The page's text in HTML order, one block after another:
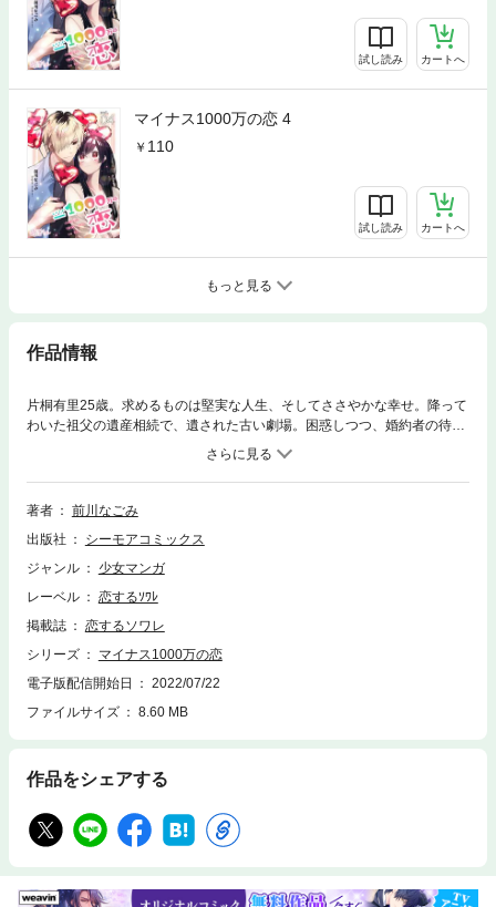
試し読み カートへ
マイナス1000万の恋 4
110
試し読み カートへ
もっと見る
作品情報
片桐有里25歳。求めるものは堅実な人生、そしてささやかな幸せ。降って
わいた祖父の遺産相続で、遺された古い劇場。困惑しつつ、婚約者の待つ
部屋に帰ると、彼は忽然と消えていた……。途方に暮れる有里に借金取り
が迫る。「連帯保証人として1000万円を返してください」。一体私が何を
した！？ そんなお金がどこにある？ いや、あった。手元には相続した遺
産の書類。一縷の望みをかけて向かった劇場には、ワケアリらしい元人気
ない秀平たちの説得により、婚約者を捜すことにした有里だった
が…！！！！？【恋するソワレ】
著者
前川なごみ
出版社
シーモアコミックス
ジャンル
少女マンガ
レーベル
恋するｿﾜﾚ
掲載誌
恋するソワレ
シリーズ
マイナス1000万の恋
電子版配信開始日
2022/07/22
ファイルサイズ
8.60 MB
作品をシェアする